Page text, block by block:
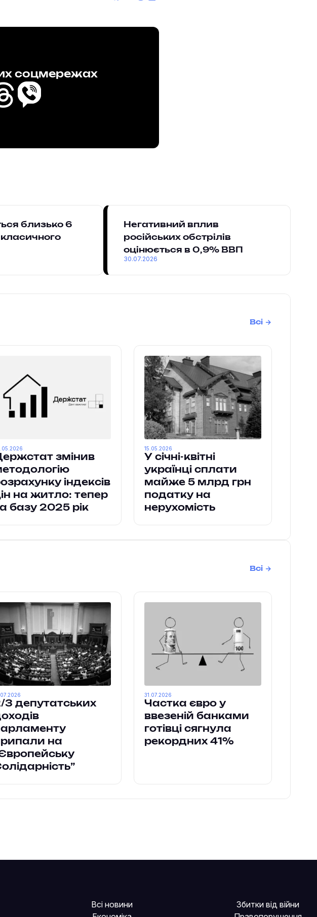
соцмережах
близько 6
класичного
Негативний вплив
російських обстрілів
оцінюється в 0,9% ВВП
30.07.2026
Всі
змінив
індексів
на житло: тепер
базу 2025 рік
У січні-квітні
українці сплати
майже 5 млрд грн
податку на
нерухомість
15.05.2026
Всі
3 депутатських
на
Частка євро у
ввезеній банками
готівці сягнула
рекордних 41%
31.07.2026
Всі новини
Збитки від війни